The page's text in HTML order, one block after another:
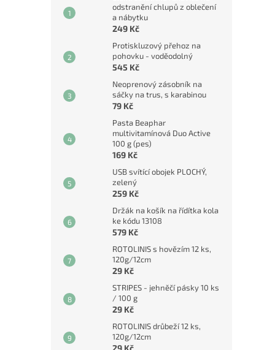
odstranění chlupů z oblečení
a nábytku
249 Kč
Protiskluzový přehoz na
pohovku - voděodolný
545 Kč
Neoprenový zásobník na
sáčky na trus, s karabinou
79 Kč
Pasta Beaphar
multivitamínová Duo Active
100 g (pes)
169 Kč
USB svítící obojek PLOCHÝ,
zelený
259 Kč
Držák na košík na řídítka kola
ke kódu 13108
579 Kč
ROTOLINIS s hovězím 12 ks,
120g/12cm
29 Kč
STRIPES - jehněčí pásky 10 ks
/ 100 g
29 Kč
ROTOLINIS drůbeží 12 ks,
120g/12cm